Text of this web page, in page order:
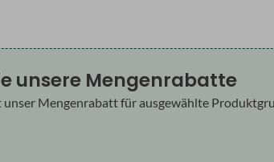
unsere Mengenrabatte
Mengenrabatt für ausgewählte